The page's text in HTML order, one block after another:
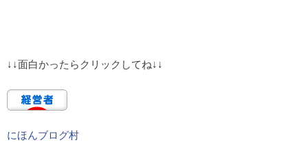
↓↓面白かったらクリックしてね↓↓
にほんブログ村